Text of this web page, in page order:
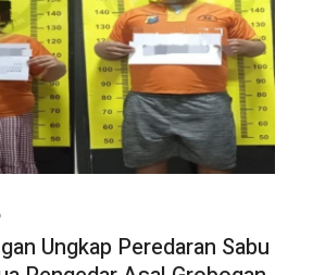
Ungkap Peredaran Sabu